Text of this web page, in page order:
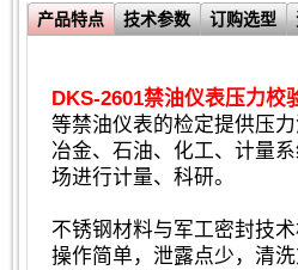
产品特点 技术参数 订购选型
DKS-2601禁油仪表压力校
等禁油仪表的检定提供压力
冶金、石油、化工、计量
场进行计量、科研。
不锈钢材料与军工密封技
操作简单，泄露点少，清